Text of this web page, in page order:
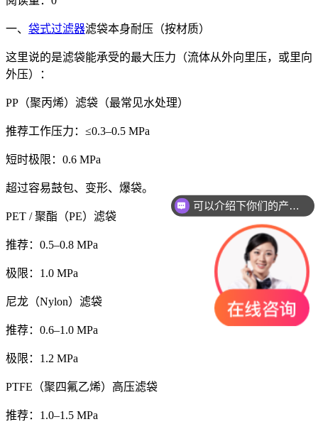
一、 袋式过滤器滤袋本身耐压（按材质）
这里说的是滤袋能承受的最大压力（流体从外向里压，或里向
外压）：
PP（聚丙烯）滤袋（最常见水处理）
推荐工作压力：≤0.3–0.5 MPa
短时极限：0.6 MPa
超过容易鼓包、变形、爆袋。
PET / 聚酯（PE）滤袋
推荐：0.5–0.8 MPa
极限：1.0 MPa
尼龙（Nylon）滤袋
推荐：0.6–1.0 MPa
极限：1.2 MPa
PTFE（聚四氟乙烯）高压滤袋
推荐：1.0–1.5 MPa
可以介绍下你们的产品么